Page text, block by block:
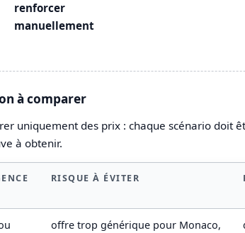
renforcer
manuellement
à comparer
uniquement des prix : chaque scénario doit
à obtenir.
RISQUE À ÉVITER
offre trop générique pour Monaco,